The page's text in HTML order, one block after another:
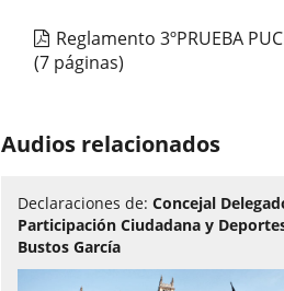
Reglamento 3ºPRUEBA
(7 páginas)
Audios relacionados
Declaraciones de:Concejal
Participación Ciudadana y
Bustos García